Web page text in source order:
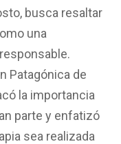
busca resaltar
una
Patagónica de
la importancia
parte y enfatizó
sea realizada